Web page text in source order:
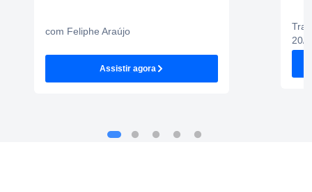
com Feliphe Araújo
Assistir agora
20/